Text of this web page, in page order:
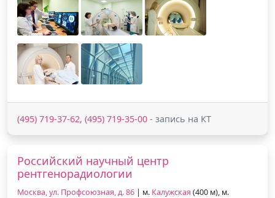
(495) 719-37-62, (495) 719-35-00 - запись на КТ
Российский научный центр
рентгенорадиологии
Москва, ул. Профсоюзная, д. 86 | м. Калужская (400 м), м.